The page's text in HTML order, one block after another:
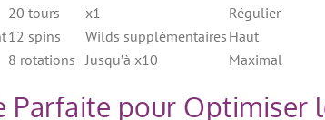
20 tours x1
Régulier
12 spins Wilds supplémentaires Haut
8 rotations Jusqu’à x10 Maximal
Parfaite pour Optimiser